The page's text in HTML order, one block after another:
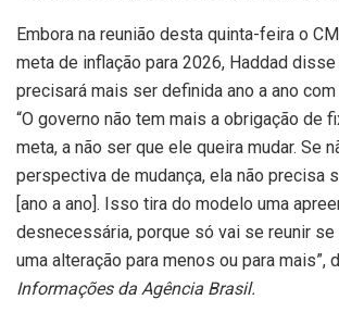
Embora na reunião desta quinta-feira o
meta de inflação para 2026, Haddad disse
precisará mais ser definida ano a ano
“O governo não tem mais a obrigação de
meta, a não ser que ele queira mudar. Se
perspectiva de mudança, ela não precisa
[ano a ano]. Isso tira do modelo uma
desnecessária, porque só vai se reunir
uma alteração para menos ou para mais”,
Informações da Agência Brasil.